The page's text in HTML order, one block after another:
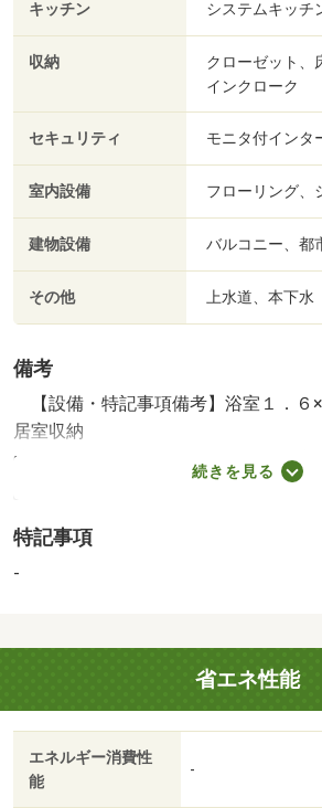
キッチン システムキッチ
収納
クローゼット、
インクローク
セキュリティ モニタ付インタ
室内設備 フローリング、
建物設備 バルコニー、都
その他 上水道、本下水
備考
【設備・特記事項備考】浴室１．６
居室収納
建築確認：有/NO.第２５ＵＤＩ１Ｗ建
法令等制限：第一種高度地区 道路斜
制限 日影規制３－２ｈ１．５メート
続きを見る
特記事項
-
省エネ性能
エネルギー消費性
能
-